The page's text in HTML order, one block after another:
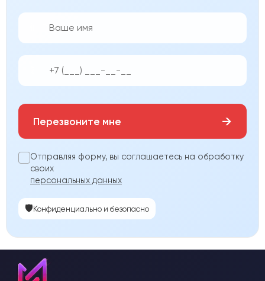
Перезвоните мне →
Отправляя форму, вы соглашаетесь на обработку
своих
персональных данных
🛡️Конфиденциально и безопасно